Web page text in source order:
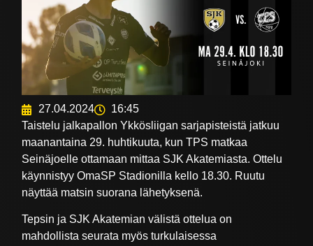
27.04.2024
16:45
Taistelu jalkapallon Ykkösliigan sarjapisteistä jatkuu
maanantaina 29. huhtikuuta, kun TPS matkaa
Seinäjoelle ottamaan mittaa SJK Akatemiasta. Ottelu
käynnistyy OmaSP Stadionilla kello 18.30. Ruutu
näyttää matsin suorana lähetyksenä.
Tepsin ja SJK Akatemian välistä ottelua on
mahdollista seurata myös turkulaisessa